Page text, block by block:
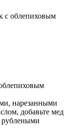
с облепиховым
нарезанными
добавьте мед
рублеными